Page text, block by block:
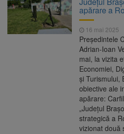
are loc între 14 și 16 august
6 august 2026
Uniunea
Ucrainei încă 1,4 miliarde de euro
veniturile activelor rusești înghețate
Motorina a
Fuego vine la
Recital special pe scena
Pietrei Craiului”, pe 2 octombrie
apărare a
16 mai 2025
Preşedintele
Adrian-Ioan
mai, la vizita
Economiei,
şi Turismului,
obiective ale
apărare:
„Judeţul
strategică a
vizionat